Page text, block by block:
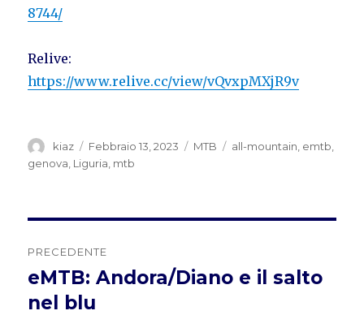
8744/
Relive:
https://www.relive.cc/view/vQvxpMXjR9v
Autore
kiaz
Pubblicato
il
Febbraio 13, 2023 Categorie
MTB Tag
all-mountain, emtb,
genova, Liguria, mtb
articoli
PRECEDENTE
Articolo
precedente:
eMTB: Andora/Diano e il salto
nel blu